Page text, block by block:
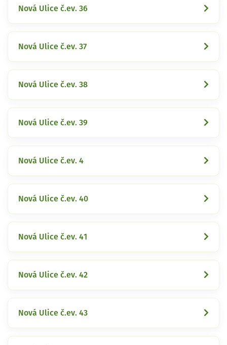
Nová Ulice č.ev. 36
Nová Ulice č.ev. 37
Nová Ulice č.ev. 38
Nová Ulice č.ev. 39
Nová Ulice č.ev. 4
Nová Ulice č.ev. 40
Nová Ulice č.ev. 41
Nová Ulice č.ev. 42
Nová Ulice č.ev. 43